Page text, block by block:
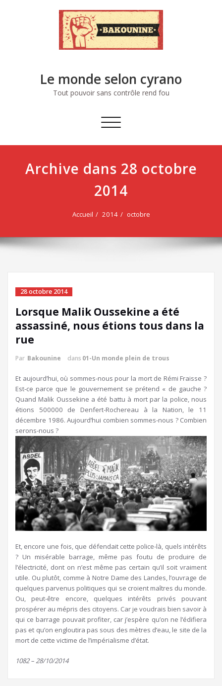
Le monde selon cyrano
Tout pouvoir sans contrôle rend fou
Afficher/masquer
navigation
Archive dans 28 octobre
2014
Accueil 2014 octobre
28 octobre 2014
Lorsque Malik Oussekine a été
assassiné, nous étions tous dans la
rue
Par Bakounine dans 01-Un monde plein de trous
Et aujourd’hui, où sommes-nous pour la mort de Rémi Fraisse ?
Est-ce parce que le gouvernement se prétend « de gauche ?
Quand Malik Oussekine a été battu à mort par la police, nous
étions 500000 de Denfert-Rochereau à la Nation, le 11
décembre 1986. Aujourd’hui combien sommes-nous ? Combien
serons-nous ?
Et, encore une fois, que défendait cette police-là, quels intérêts
? Un misérable barrage, même pas foutu de produire de
l’électricité, dont on n’est même pas certain qu’il soit vraiment
utile. Ou plutôt, comme à Notre Dame des Landes, l’ouvrage de
quelques parvenus politiques qui se croient maîtres du monde.
Ou, peut-être encore, quelques intérêts privés pouvant
prospérer au mépris des citoyens. Car je voudrais bien savoir à
qui ce barrage pouvait profiter, car j’espère qu’on ne l’édifiera
pas et qu’on engloutira pas sous des mètres d’eau, le site de la
mort de cette victime de l’impérialisme d’état.
1082 – 28/10/2014